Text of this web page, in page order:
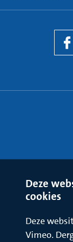
Deze
cookies
Deze
Vimeo.